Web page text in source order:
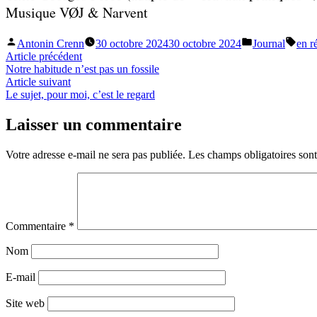
Musique VØJ & Narvent
Publié
par
Antonin Crenn 30 octobre 202430 octobre 2024
Publié
Journal en
Navigation
de
l’article
Article précédentArticle
précédent :
Notre habitude n’est pas un fossile
Article suivantArticle
suivant :
Le sujet, pour moi, c’est le regard
Laisser un commentaire
Votre adresse e-mail ne sera pas publiée. Les champs obligatoires
Commentaire *
Nom
E-mail
Site web